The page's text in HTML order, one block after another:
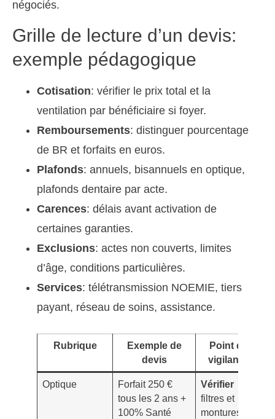
négociés.
Grille de lecture d’un devis:
exemple pédagogique
Cotisation: vérifier le prix total et la
ventilation par bénéficiaire si foyer.
Remboursements: distinguer pourcentage
de BR et forfaits en euros.
Plafonds: annuels, bisannuels en optique,
plafonds dentaire par acte.
Carences: délais avant activation de
certaines garanties.
Exclusions: actes non couverts, limites
d’âge, conditions particulières.
Services: télétransmission NOEMIE, tiers
payant, réseau de soins, assistance.
Rubrique
Exemple de
devis
Point de
vigilance
Optique
Forfait 250 €
tous les 2 ans +
100% Santé
Vérifier
filtres et
montures